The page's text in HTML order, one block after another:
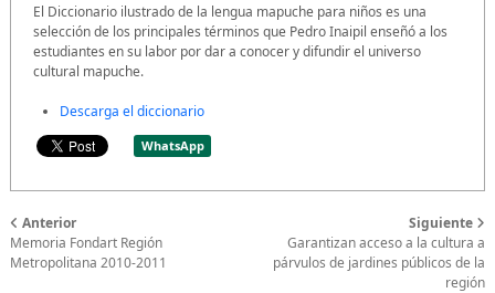
El Diccionario ilustrado de la lengua mapuche para niños es una
selección de los principales términos que Pedro Inaipil enseñó a los
estudiantes en su labor por dar a conocer y difundir el universo
cultural mapuche.
Descarga el diccionario
WhatsApp
Anterior
Memoria Fondart Región
Metropolitana 2010-2011
Siguiente
Garantizan acceso a la cultura a
párvulos de jardines públicos de la
región